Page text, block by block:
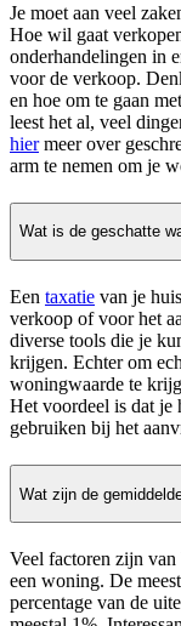
Je moet aan veel
Hoe wil gaat
onderhandelingen in
voor de verkoop.
en hoe om te gaan
leest het al, veel
hiermeer over
arm te nemen om je
Wat is de geschatte
Een taxatie van je
verkoop of voor het
diverse tools die je
krijgen. Echter om
woningwaarde te
Het voordeel is dat je
gebruiken bij het
Wat zijn de
Veel factoren zijn
een woning. De
percentage van de